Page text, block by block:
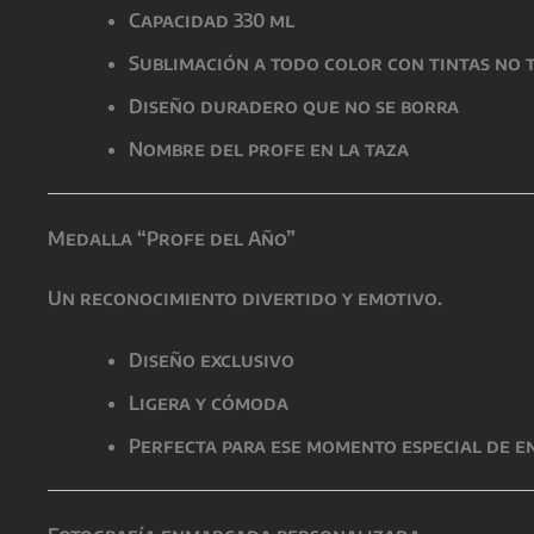
Capacidad 330 ml
Sublimación a todo color con tintas no
Diseño duradero que no se borra
Nombre del profe en la taza
Medalla “Profe del Año”
Un reconocimiento divertido y emotivo.
Diseño exclusivo
Ligera y cómoda
Perfecta para ese momento especial de